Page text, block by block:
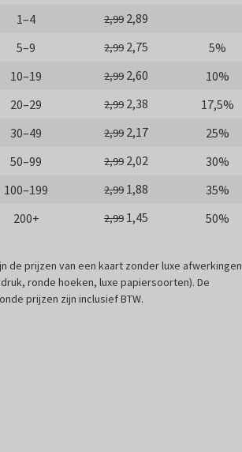
1–4
2,99 2,89
5–9
2,99 2,75
5%
10–19
2,99 2,60
10%
20–29
2,99 2,38
17,5%
30–49
2,99 2,17
25%
50–99
2,99 2,02
30%
100–199
2,99 1,88
35%
200+
2,99 1,45 50%
de prijzen van een kaart zonder luxe afwerkingen
ronde hoeken, luxe papiersoorten). De
prijzen zijn inclusief BTW.